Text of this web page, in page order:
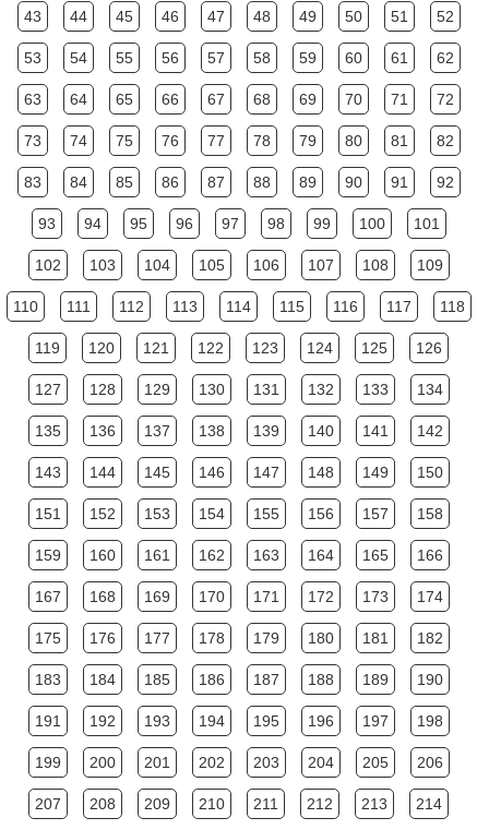
43 44 45 46 47 48 49 50 51 52
53 54 55 56 57 58 59 60 61 62
63 64 65 66 67 68 69 70 71 72
73 74 75 76 77 78 79 80 81 82
83 84 85 86 87 88 89 90 91 92
93 94 95 96 97 98 99 100 101
102 103 104 105 106 107 108 109
110 111 112 113 114 115 116 117 118
119 120 121 122 123 124 125 126
127 128 129 130 131 132 133 134
135 136 137 138 139 140 141 142
143 144 145 146 147 148 149 150
151 152 153 154 155 156 157 158
159 160 161 162 163 164 165 166
167 168 169 170 171 172 173 174
175 176 177 178 179 180 181 182
183 184 185 186 187 188 189 190
191 192 193 194 195 196 197 198
199 200 201 202 203 204 205 206
207 208 209 210 211 212 213 214